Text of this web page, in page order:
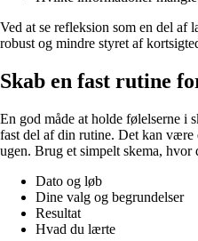
Ved at se refleksion som en del af
robust og mindre styret af
Skab en fast rutine
En god måde at holde følelserne i
fast del af din rutine. Det kan være
ugen. Brug et simpelt skema, hvor
Dato og løb
Dine valg og begrundelser
Resultat
Hvad du lærte